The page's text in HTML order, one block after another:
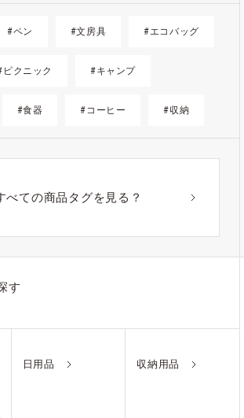
#ペン #文房具 #エコバッグ
ピクニック #キャンプ
#食器 #コーヒー #収納
べての商品タグを見る？
す
日用品 収納用品